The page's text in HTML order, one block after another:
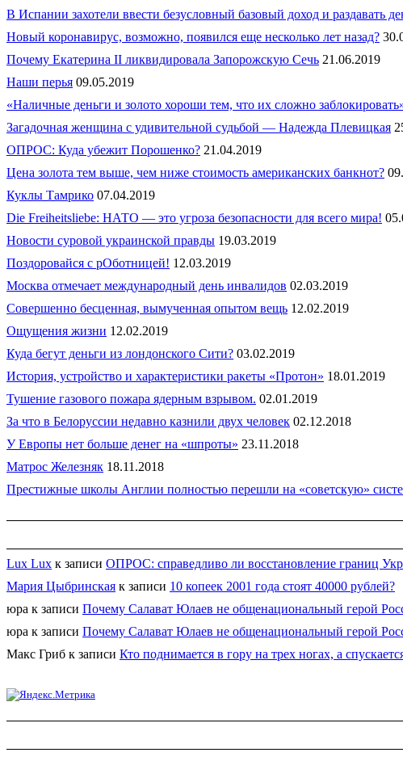
В Испании захотели ввести безусловный базовый доход и раздавать
Новый коронавирус, возможно, появился еще несколько лет назад?
Почему Екатерина II ликвидировала Запорожскую Сечь 21.06.2019
Наши перья 09.05.2019
«Наличные деньги и золото хороши тем, что их сложно
Загадочная женщина с удивительной судьбой — Надежда Плевицкая
ОПРОС: Куда убежит Порошенко? 21.04.2019
Цена золота тем выше, чем ниже стоимость американских банкнот?
Куклы Тамрико 07.04.2019
Die Freiheitsliebe: НАТО — это угроза безопасности для всего мира!
Новости суровой украинской правды 19.03.2019
Поздоровайся с рОботницей! 12.03.2019
Москва отмечает международный день инвалидов 02.03.2019
Совершенно бесценная, вымученная опытом вещь 12.02.2019
Ощущения жизни 12.02.2019
Куда бегут деньги из лондонского Сити? 03.02.2019
История, устройство и характеристики ракеты «Протон» 18.01.2019
Тушение газового пожара ядерным взрывом. 02.01.2019
За что в Белоруссии недавно казнили двух человек 02.12.2018
У Европы нет больше денег на «шпроты» 23.11.2018
Матрос Железняк 18.11.2018
Престижные школы Англии полностью перешли на «советскую»
Lux Lux к записи ОПРОС: справедливо ли восстановление границ
Мария Цыбринская к записи 10 копеек 2001 года стоят 40000 рублей?
юра к записи Почему Салават Юлаев не общенациональный герой
юра к записи Почему Салават Юлаев не общенациональный герой
Макс Гриб к записи Кто поднимается в гору на трех ногах, а